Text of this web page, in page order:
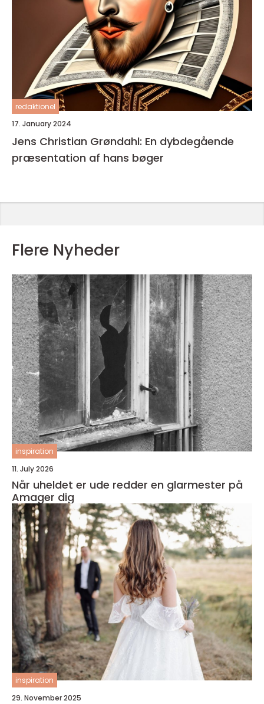
redaktionel
17. January 2024
Jens Christian Grøndahl: En dybdegående
præsentation af hans bøger
Flere Nyheder
inspiration
11. July 2026
Når uheldet er ude redder en glarmester på
Amager dig
inspiration
29. November 2025